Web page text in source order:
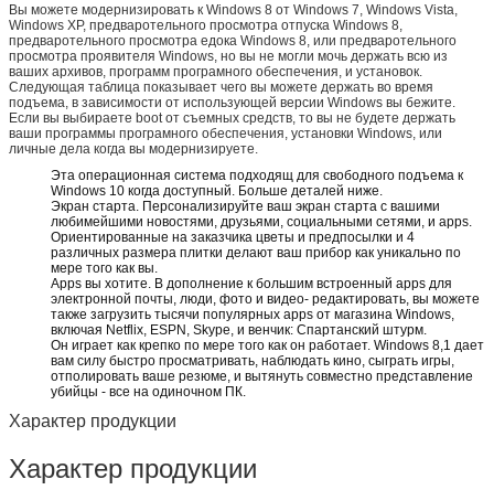
Вы можете модернизировать к Windows 8 от Windows 7, Windows Vista,
Windows XP, предваротельного просмотра отпуска Windows 8,
предваротельного просмотра едока Windows 8, или предваротельного
просмотра проявителя Windows, но вы не могли мочь держать всю из
ваших архивов, программ програмного обеспечения, и установок.
Следующая таблица показывает чего вы можете держать во время
подъема, в зависимости от использующей версии Windows вы бежите.
Если вы выбираете boot от съемных средств, то вы не будете держать
ваши программы програмного обеспечения, установки Windows, или
личные дела когда вы модернизируете.
Эта операционная система подходящ для свободного подъема к
Windows 10 когда доступный. Больше деталей ниже.
Экран старта. Персонализируйте ваш экран старта с вашими
любимейшими новостями, друзьями, социальными сетями, и apps.
Ориентированные на заказчика цветы и предпосылки и 4
различных размера плитки делают ваш прибор как уникально по
мере того как вы.
Apps вы хотите. В дополнение к большим встроенный apps для
электронной почты, люди, фото и видео- редактировать, вы можете
также загрузить тысячи популярных apps от магазина Windows,
включая Netflix, ESPN, Skype, и венчик: Спартанский штурм.
Он играет как крепко по мере того как он работает. Windows 8,1 дает
вам силу быстро просматривать, наблюдать кино, сыграть игры,
отполировать ваше резюме, и вытянуть совместно представление
убийцы - все на одиночном ПК.
Характер продукции
Характер продукции